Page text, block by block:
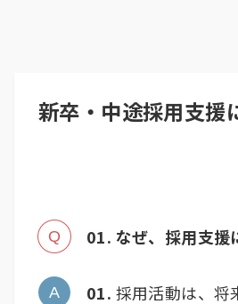
新卒・中途採用支援
01. なぜ、採用支援
01. 採用活動は、将